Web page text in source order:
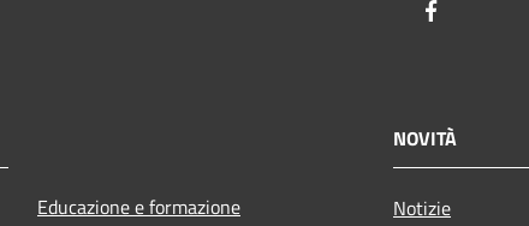
Educazione e formazione
NOVITÀ
Notizie